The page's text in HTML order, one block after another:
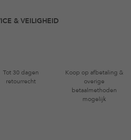
& VEILIGHEID
Tot 30 dagen
retourrecht
Koop op afbetaling &
overige
betaalmethoden
mogelijk